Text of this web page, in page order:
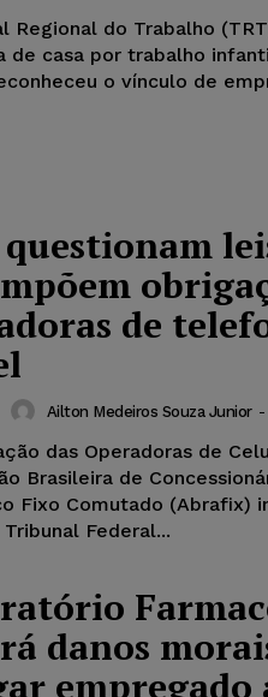
Regional do Trabalho
de casa por trabalho
o vínculo de
de
Ailton Medeiros Souza Junior -
das Operadoras de
Brasileira de
Fixo Comutado (Abrafix)
Federal...
danos
empregado